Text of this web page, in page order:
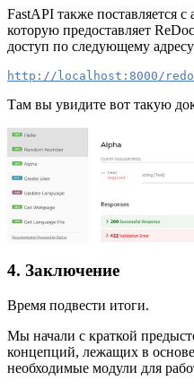
FastAPI также поставляется
которую предоставляет
доступ по следующему
http://localhost:8000/
Там вы увидите вот такую
4. Заключение
Время подвести итоги.
Мы начали с краткой
концепций, лежащих в
необходимые модули для